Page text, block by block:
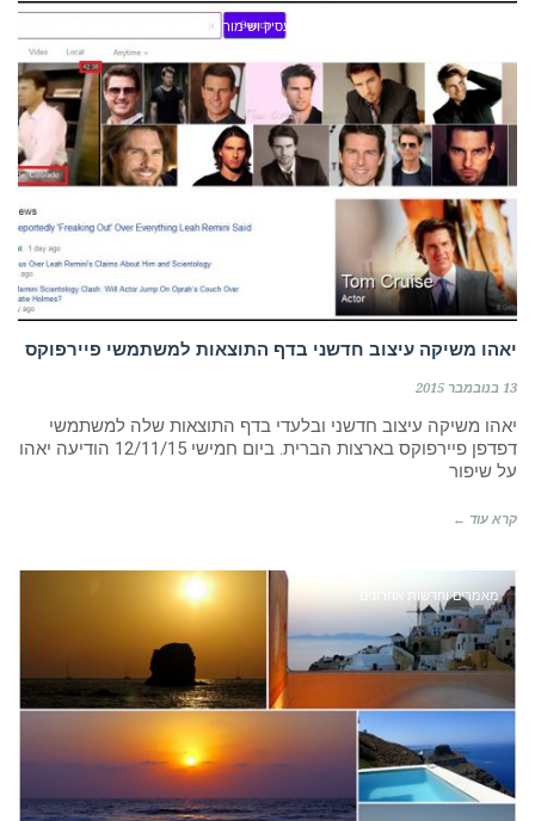
על שיווק דיגיטלי, גיוס עובדים, מיתוג מעסיק ושימור עובדים.
יאהו משיקה עיצוב חדשני בדף התוצאות למשתמשי פיירפוקס
13 בנובמבר 2015
יאהו משיקה עיצוב חדשני ובלעדי בדף התוצאות שלה למשתמשי
דפדפן פיירפוקס בארצות הברית. ביום חמישי 12/11/15 הודיעה יאהו
על שיפור
קרא עוד ←
מאמרים וחדשות אחרונים